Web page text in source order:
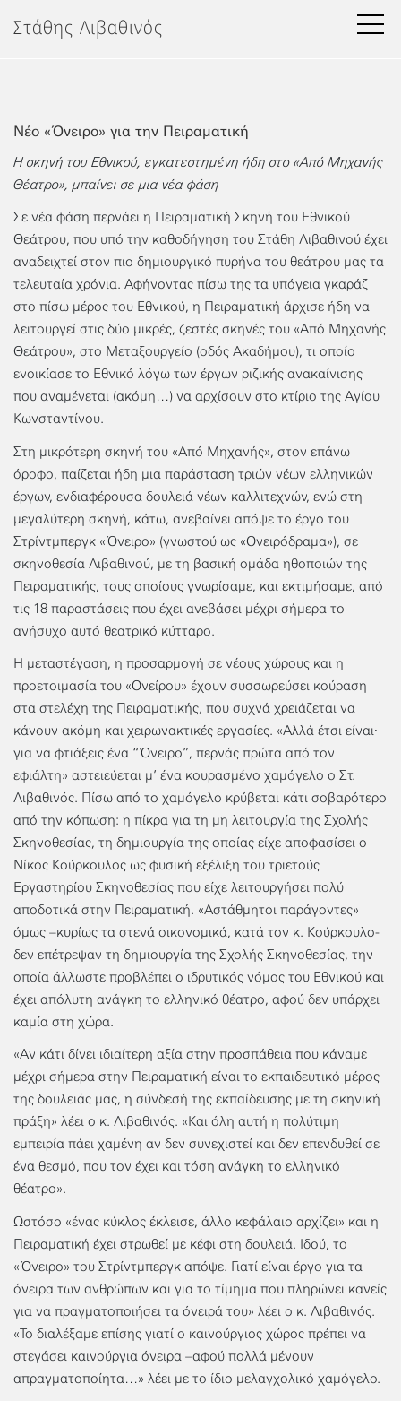
στοΣτάθης Λιβαθινός
Νέο «Όνειρο» για την Πειραματική
Η σκηνή του Εθνικού, εγκατεστημένη ήδη στο «Από Μηχανής
Θέατρο», μπαίνει σε μια νέα φάση
Σε νέα φάση περνάει η Πειραματική Σκηνή του Εθνικού
Θεάτρου, που υπό την καθοδήγηση του Στάθη Λιβαθινού έχει
αναδειχτεί στον πιο δημιουργικό πυρήνα του θεάτρου μας τα
τελευταία χρόνια. Αφήνοντας πίσω της τα υπόγεια γκαράζ
στο πίσω μέρος του Εθνικού, η Πειραματική άρχισε ήδη να
λειτουργεί στις δύο μικρές, ζεστές σκηνές του «Από Μηχανής
Θεάτρου», στο Μεταξουργείο (οδός Ακαδήμου), τι οποίο
ενοικίασε το Εθνικό λόγω των έργων ριζικής ανακαίνισης
που αναμένεται (ακόμη…) να αρχίσουν στο κτίριο της Αγίου
Κωνσταντίνου.
Στη μικρότερη σκηνή του «Από Μηχανής», στον επάνω
όροφο, παίζεται ήδη μια παράσταση τριών νέων ελληνικών
έργων, ενδιαφέρουσα δουλειά νέων καλλιτεχνών, ενώ στη
μεγαλύτερη σκηνή, κάτω, ανεβαίνει απόψε το έργο του
Στρίντμπεργκ «Όνειρο» (γνωστού ως «Ονειρόδραμα»), σε
σκηνοθεσία Λιβαθινού, με τη βασική ομάδα ηθοποιών της
Πειραματικής, τους οποίους γνωρίσαμε, και εκτιμήσαμε, από
τις 18 παραστάσεις που έχει ανεβάσει μέχρι σήμερα το
ανήσυχο αυτό θεατρικό κύτταρο.
Η μεταστέγαση, η προσαρμογή σε νέους χώρους και η
προετοιμασία του «Ονείρου» έχουν συσσωρεύσει κούραση
στα στελέχη της Πειραματικής, που συχνά χρειάζεται να
κάνουν ακόμη και χειρωνακτικές εργασίες. «Αλλά έτσι είναι∙
για να φτιάξεις ένα “Όνειρο”, περνάς πρώτα από τον
εφιάλτη» αστειεύεται μ’ ένα κουρασμένο χαμόγελο ο Στ.
Λιβαθινός. Πίσω από το χαμόγελο κρύβεται κάτι σοβαρότερο
από την κόπωση: η πίκρα για τη μη λειτουργία της Σχολής
Σκηνοθεσίας, τη δημιουργία της οποίας είχε αποφασίσει ο
Νίκος Κούρκουλος ως φυσική εξέλιξη του τριετούς
Εργαστηρίου Σκηνοθεσίας που είχε λειτουργήσει πολύ
αποδοτικά στην Πειραματική. «Αστάθμητοι παράγοντες»
όμως –κυρίως τα στενά οικονομικά, κατά τον κ. Κούρκουλο-
δεν επέτρεψαν τη δημιουργία της Σχολής Σκηνοθεσίας, την
οποία άλλωστε προβλέπει ο ιδρυτικός νόμος του Εθνικού και
έχει απόλυτη ανάγκη το ελληνικό θέατρο, αφού δεν υπάρχει
καμία στη χώρα.
«Αν κάτι δίνει ιδιαίτερη αξία στην προσπάθεια που κάναμε
μέχρι σήμερα στην Πειραματική είναι το εκπαιδευτικό μέρος
της δουλειάς μας, η σύνδεσή της εκπαίδευσης με τη σκηνική
πράξη» λέει ο κ. Λιβαθινός. «Και όλη αυτή η πολύτιμη
εμπειρία πάει χαμένη αν δεν συνεχιστεί και δεν επενδυθεί σε
ένα θεσμό, που τον έχει και τόση ανάγκη το ελληνικό
θέατρο».
Ωστόσο «ένας κύκλος έκλεισε, άλλο κεφάλαιο αρχίζει» και η
Πειραματική έχει στρωθεί με κέφι στη δουλειά. Ιδού, το
«Όνειρο» του Στρίντμπεργκ απόψε. Γιατί είναι έργο για τα
όνειρα των ανθρώπων και για το τίμημα που πληρώνει κανείς
για να πραγματοποιήσει τα όνειρά του» λέει ο κ. Λιβαθινός.
«Το διαλέξαμε επίσης γιατί ο καινούργιος χώρος πρέπει να
στεγάσει καινούργια όνειρα –αφού πολλά μένουν
απραγματοποίητα…» λέει με το ίδιο μελαγχολικό χαμόγελο.